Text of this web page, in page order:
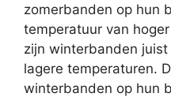
zomerbanden op hun
temperatuur van
zijn winterbanden
lagere temperaturen.
winterbanden op hun